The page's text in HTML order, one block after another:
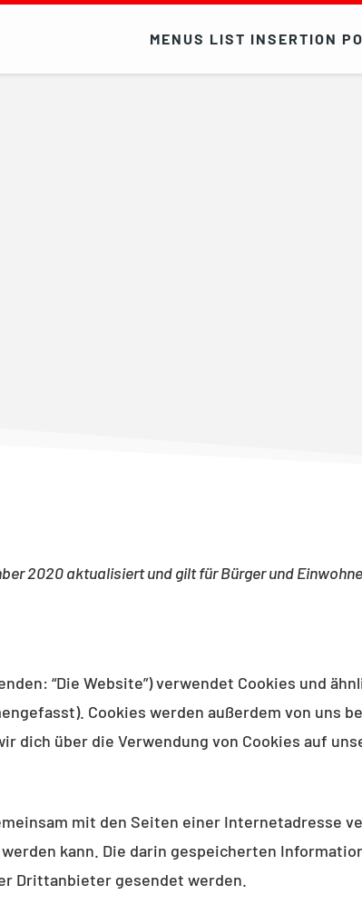
MENUS LIST INSERTION
2020 aktualisiert und gilt für Bürger und
“Die Website”) verwendet Cookies und
Cookies werden außerdem von
dich über die Verwendung von Cookies auf
mit den Seiten einer Internetadresse
kann. Die darin gespeicherten
Drittanbieter gesendet werden.